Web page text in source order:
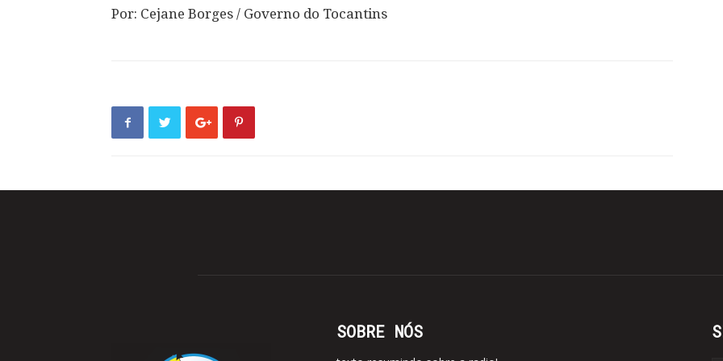
Por: Cejane Borges / Governo do Tocantins
SOBRE NÓS